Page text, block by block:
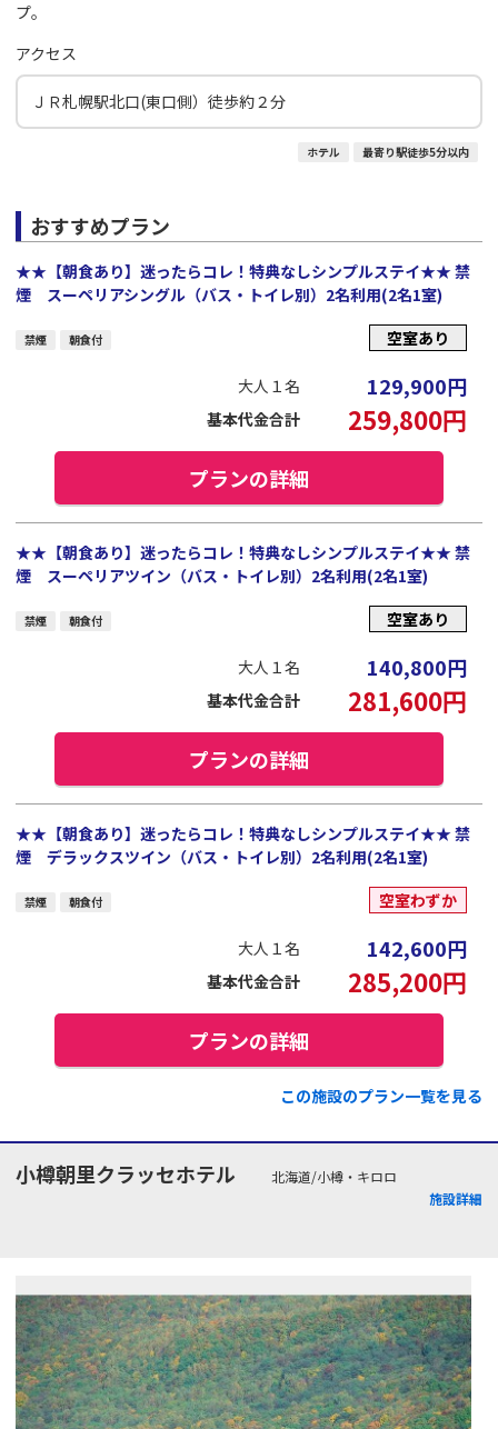
プ。
アクセス
ＪＲ札幌駅北口(東口側）徒歩約２分
ホテル 最寄り駅徒歩5分以内
おすすめプラン
★★【朝食あり】迷ったらコレ！特典なしシンプルステイ★★ 禁
煙 スーペリアシングル（バス・トイレ別）2名利用(2名1室)
禁煙 朝食付 空室あり
大人１名 129,900円
基本代金合計 259,800円
プランの詳細
★★【朝食あり】迷ったらコレ！特典なしシンプルステイ★★ 禁
煙 スーペリアツイン（バス・トイレ別）2名利用(2名1室)
禁煙 朝食付 空室あり
大人１名 140,800円
基本代金合計 281,600円
プランの詳細
★★【朝食あり】迷ったらコレ！特典なしシンプルステイ★★ 禁
煙 デラックスツイン（バス・トイレ別）2名利用(2名1室)
禁煙 朝食付 空室わずか
大人１名 142,600円
基本代金合計 285,200円
プランの詳細
この施設のプラン一覧を見る
小樽朝里クラッセホテル
北海道/小樽・キロロ
施設詳細